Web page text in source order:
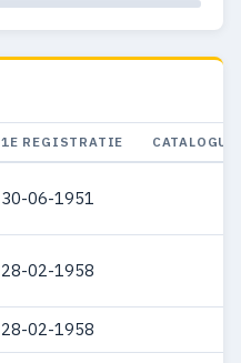
1E REGISTRATIE
30-06-1951
28-02-1958
28-02-1958